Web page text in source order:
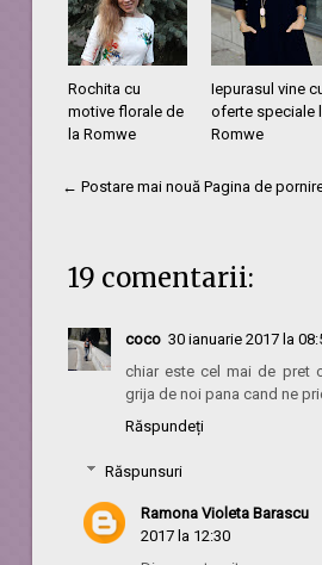
Rochita cu
motive florale de
la Romwe
Iepurasul vine
oferte speciale
Romwe
← Postare mai nouă Pagina de
19 comentarii:
coco 30 ianuarie 2017 la
chiar este cel mai de pret
grija de noi pana cand ne
Răspundeți
Răspunsuri
Ramona Violeta Barascu
2017 la 12:30